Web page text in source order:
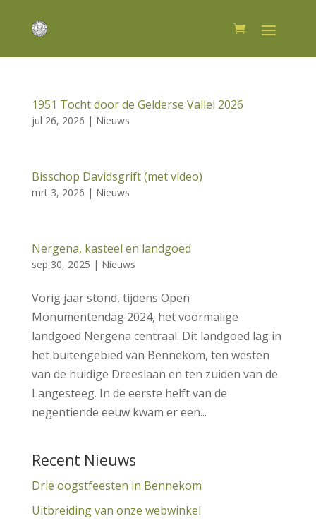
1951 Tocht door de Gelderse Vallei 2026
jul 26, 2026 | Nieuws
Bisschop Davidsgrift (met video)
mrt 3, 2026 | Nieuws
Nergena, kasteel en landgoed
sep 30, 2025 | Nieuws
Vorig jaar stond, tijdens Open
Monumentendag 2024, het voormalige
landgoed Nergena centraal. Dit landgoed lag in
het buitengebied van Bennekom, ten westen
van de huidige Dreeslaan en ten zuiden van de
Langesteeg. In de eerste helft van de
negentiende eeuw kwam er een...
Recent Nieuws
Drie oogstfeesten in Bennekom
Uitbreiding van onze webwinkel